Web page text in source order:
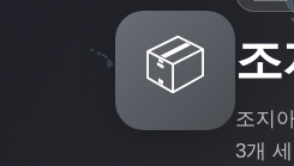
📦
조지
3개